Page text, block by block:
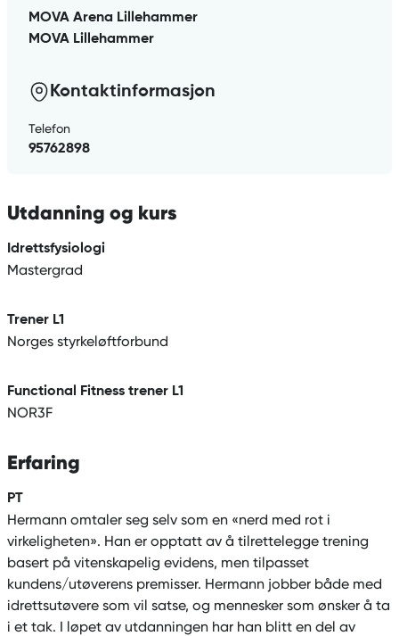
Utdanning og kurs
Idrettsfysiologi
Mastergrad
Trener L1
Norges styrkeløftforbund
Functional Fitness trener L1
NOR3F
Erfaring
PT
Hermann omtaler seg selv som en «nerd med rot i
virkeligheten». Han er opptatt av å tilrettelegge trening
basert på vitenskapelig evidens, men tilpasset
kundens/utøverens premisser. Hermann jobber både med
idrettsutøvere som vil satse, og mennesker som ønsker å ta
i et tak. I løpet av utdanningen har han blitt en del av
MOVA Arena Lillehammer
MOVA Lillehammer
Kontaktinformasjon
Telefon
95762898